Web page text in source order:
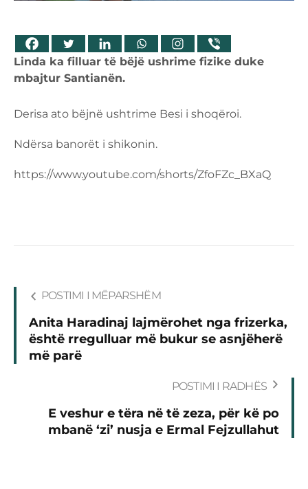
Linda ka filluar të bëjë ushrime fizike duke
mbajtur Santianën.
Derisa ato bëjnë ushtrime Besi i shoqëroi.
Ndërsa banorët i shikonin.
https://www.youtube.com/shorts/ZfoFZc_BXaQ
POSTIMI I MËPARSHËM
Anita Haradinaj lajmërohet nga frizerka,
është rregulluar më bukur se asnjëherë
më parë
POSTIMI I RADHËS
E veshur e tëra në të zeza, për kë po
mbanë ‘zi’ nusja e Ermal Fejzullahut